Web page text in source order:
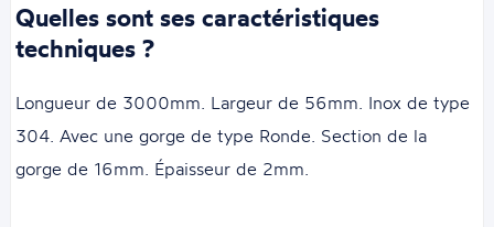
Quelles sont ses caractéristiques
techniques ?
Longueur de 3000mm. Largeur de 56mm. Inox de type
304. Avec une gorge de type Ronde. Section de la
gorge de 16mm. Épaisseur de 2mm.